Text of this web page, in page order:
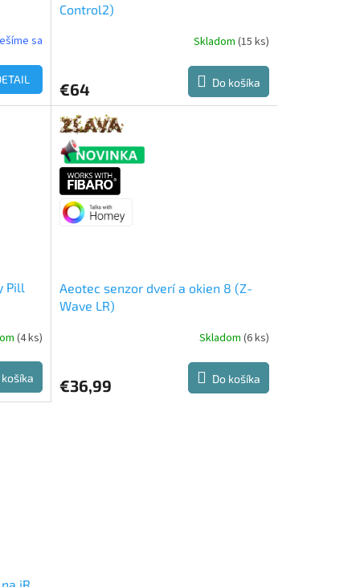
sa
Control2)
Skladom (15 ks)
€64 Do košíka
Pill
(4 ks)
košíka
Aeotec senzor dverí a okien 8 (Z-
Wave LR)
Skladom (6 ks)
€36,99 Do košíka